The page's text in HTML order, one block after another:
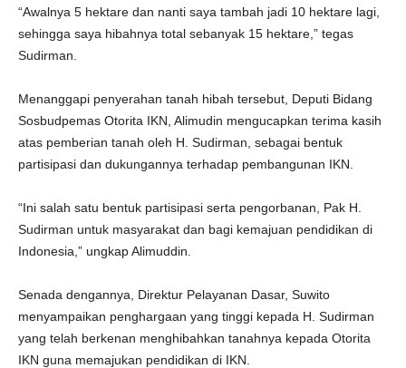
“Awalnya 5 hektare dan nanti saya tambah jadi 10 hektare lagi,
sehingga saya hibahnya total sebanyak 15 hektare,” tegas
Sudirman.
Menanggapi penyerahan tanah hibah tersebut, Deputi Bidang
Sosbudpemas Otorita IKN, Alimudin mengucapkan terima kasih
atas pemberian tanah oleh H. Sudirman, sebagai bentuk
partisipasi dan dukungannya terhadap pembangunan IKN.
“Ini salah satu bentuk partisipasi serta pengorbanan, Pak H.
Sudirman untuk masyarakat dan bagi kemajuan pendidikan di
Indonesia,” ungkap Alimuddin.
Senada dengannya, Direktur Pelayanan Dasar, Suwito
menyampaikan penghargaan yang tinggi kepada H. Sudirman
yang telah berkenan menghibahkan tanahnya kepada Otorita
IKN guna memajukan pendidikan di IKN.